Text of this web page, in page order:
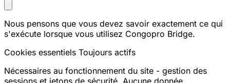
Nous pensons que vous devez savoir exactement ce qui
s'exécute lorsque vous utilisez Congopro Bridge.
Cookies essentiels Toujours actifs
Nécessaires au fonctionnement du site - gestion des
sessions et jetons de sécurité. Aucune donnée